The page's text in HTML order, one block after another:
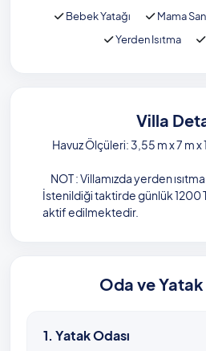
Bebek Yatağı
Mama
Yerden Isıtma
Villa
Havuz Ölçüleri: 3,55 m x 7 m x
NOT : Villamızda yerden
İstenildiği taktirde günlük 1200
aktif edilmektedir.
Oda ve
1. Yatak Odası